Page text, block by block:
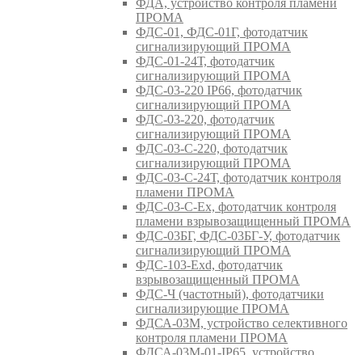
ФДА, устройство контроля пламени
ПРОМА
ФДС-01, ФДС-01Г, фотодатчик
сигнализирующий ПРОМА
ФДС-01-24Т, фотодатчик
сигнализирующий ПРОМА
ФДС-03-220 IP66, фотодатчик
сигнализирующий ПРОМА
ФДС-03-220, фотодатчик
сигнализирующий ПРОМА
ФДС-03-С-220, фотодатчик
сигнализирующий ПРОМА
ФДС-03-С-24Т, фотодатчик контроля
пламени ПРОМА
ФДС-03-С-Ex, фотодатчик контроля
пламени взрывозащищенный ПРОМА
ФДС-03БГ, ФДС-03БГ-У, фотодатчик
сигнализирующий ПРОМА
ФДС-103-Ехd, фотодатчик
взрывозащищенный ПРОМА
ФДС-Ч (частотный), фотодатчики
сигнализирующие ПРОМА
ФДСА-03М, устройство селективного
контроля пламени ПРОМА
ФДСА-03М-01-IP65, устройство